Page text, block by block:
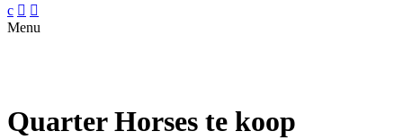
c  
Menu
Quarter Horses te koop